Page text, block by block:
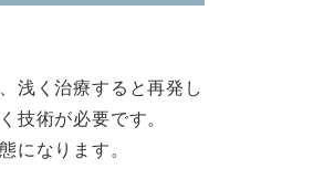
浅く治療すると再発し
術が必要です。
なります。